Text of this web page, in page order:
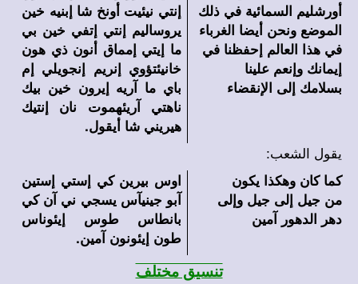
أورشليم السمائية في ذلك
الموضع ونحن أيضا الغرباء
في هذا العالم إحفظنا في
إيمانك وإنعم علينا
بسلامك إلى الإنقضاء
إنتي نيئيت أونخ شا إبنيه خين
يروساليم إنتي إتفي خين بي
ما إيتي إمماق أنون ذي هون
خانيئتؤوي إنريم إنجويلي إم
باي ما آريه إيرون خين بيك
ناهتي آريئهموت نان إنتيك
هيريني شا أيقول.
يقول الشعب:
كما كان وهكذا يكون
من جيل إلى جيل وإلى
دهر الدهور آمين
اوس بيرين كي إستي إستين
آبو جينيآس يسجي ني آن كي
بانطاس طوس إيئوناس
طون إيئونون آمين.
تنسيق مختلف